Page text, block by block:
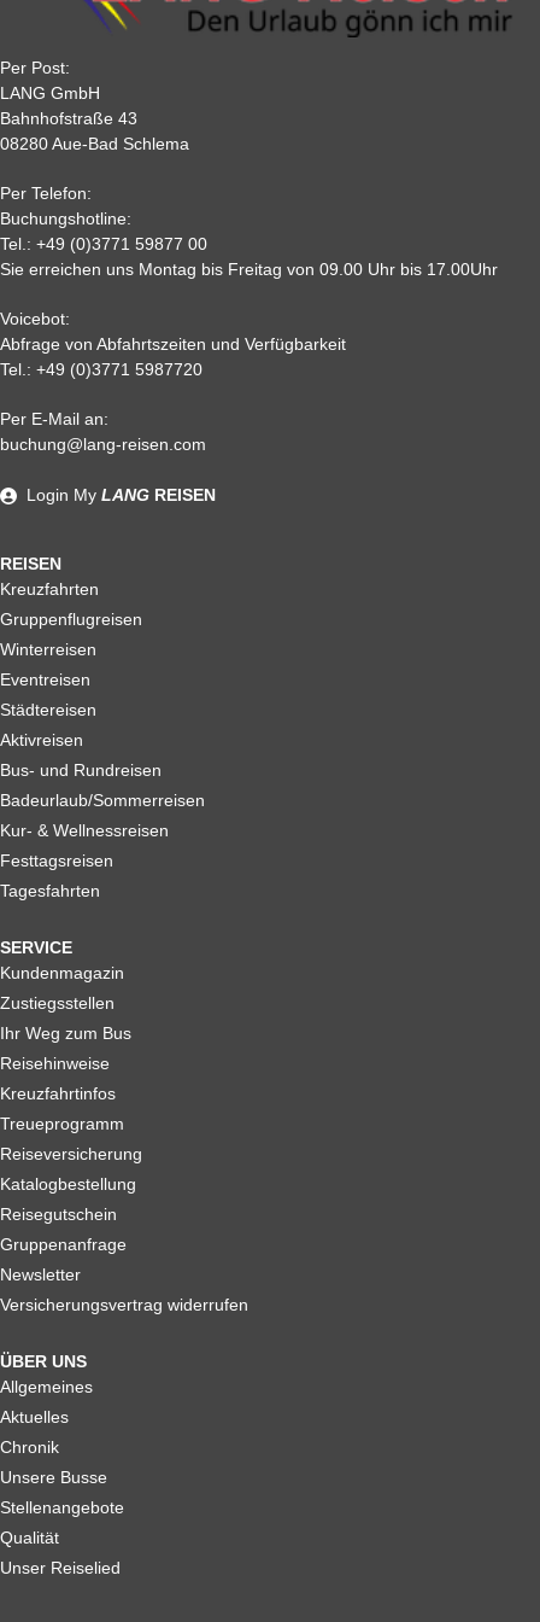
Tagen nach der Buchung zu zahlen.
40 % 40 % 50 % 50 %
7
2
Nichtantritt
Alle weiteren Stronierungsbedingungen entnehmen Sie bitte
unseren AGB. Wir empfehlen Ihnen den Abschluss einer
Reiserücktrittskostenversicherung
Per Post:
LANG GmbH
Bahnhofstraße 43
08280 Aue-Bad Schlema
Per Telefon:
Buchungshotline:
Tel.: +49 (0)3771 59877 00
Sie erreichen uns Montag bis Freitag von 09.00 Uhr bis 17.00Uhr
Voicebot:
Abfrage von Abfahrtszeiten und Verfügbarkeit
Tel.: +49 (0)3771 5987720
Per E-Mail an:
buchung@lang-reisen.com
REISEN
Kreuzfahrten
Gruppenflugreisen
Winterreisen
Eventreisen
Städtereisen
Aktivreisen
Bus- und Rundreisen
Badeurlaub/Sommerreisen
Kur- & Wellnessreisen
Festtagsreisen
Tagesfahrten
SERVICE
Kundenmagazin
Zustiegsstellen
Ihr Weg zum Bus
Reisehinweise
Kreuzfahrtinfos
Treueprogramm
Reiseversicherung
Katalogbestellung
Reisegutschein
Gruppenanfrage
Newsletter
Versicherungsvertrag widerrufen
ÜBER UNS
Allgemeines
Aktuelles
Chronik
Unsere Busse
Stellenangebote
Qualität
Unser Reiselied
Login My LANG REISEN